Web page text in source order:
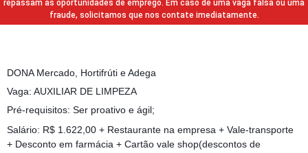
repassam as oportunidades de emprego. Em caso de uma vaga falsa ou uma
fraude, solicitamos que nos contate imediatamente.
DONA Mercado, Hortifrúti e Adega
Vaga: AUXILIAR DE LIMPEZA
Pré-requisitos: Ser proativo e ágil;
Salário: R$ 1.622,00 + Restaurante na empresa + Vale-transporte
+ Desconto em farmácia + Cartão vale shop(descontos de